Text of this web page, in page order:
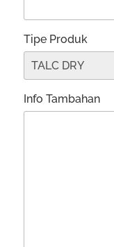
Tipe Produk
Info Tambahan